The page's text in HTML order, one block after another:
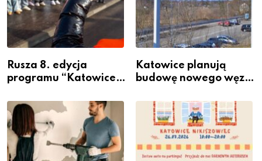
Rusza 8. edycja
programu “Katowice
– nabór dla
przedsiębiorców
Katowice planują
budowę nowego węzła
Podlesiu